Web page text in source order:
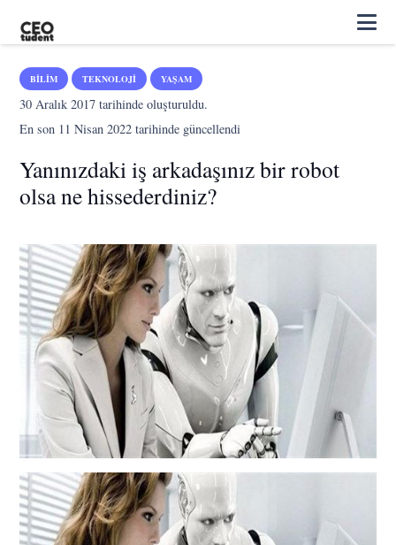
BILIM TEKNOLOJI YAŞAM
30 Aralık 2017 tarihinde oluşturuldu.
En son 11 Nisan 2022 tarihinde güncellendi
Yanınızdaki iş arkadaşınız bir robot
olsa ne hissederdiniz?